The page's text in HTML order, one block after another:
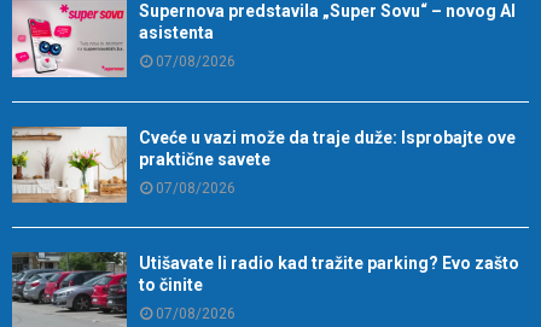
Supernova predstavila „Super Sovu“ – novog AI
asistenta
07/08/2026
Cveće u vazi može da traje duže: Isprobajte ove
praktične savete
07/08/2026
Utišavate li radio kad tražite parking? Evo zašto
to činite
07/08/2026